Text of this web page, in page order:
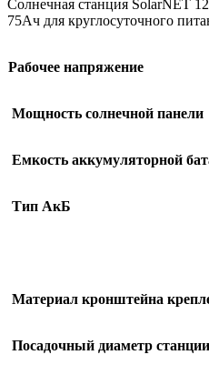
Солнечная станция SolarNET
75Ач для круглосуточного
Рабочее напряжение
Мощность солнечной панели
Емкость аккумуляторной
Тип АкБ
Материал кронштейна
Посадочный диаметр станции